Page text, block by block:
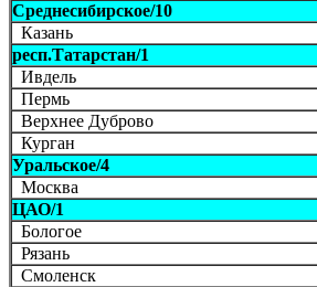
Среднесибирское/10
Казань
респ.Татарстан/1
Ивдель
Пермь
Верхнее Дуброво
Курган
Уральское/4
Москва
ЦАО/1
Бологое
Рязань
Смоленск